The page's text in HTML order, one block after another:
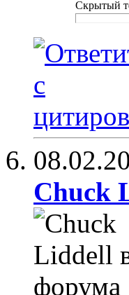
Скрытый
Chuck